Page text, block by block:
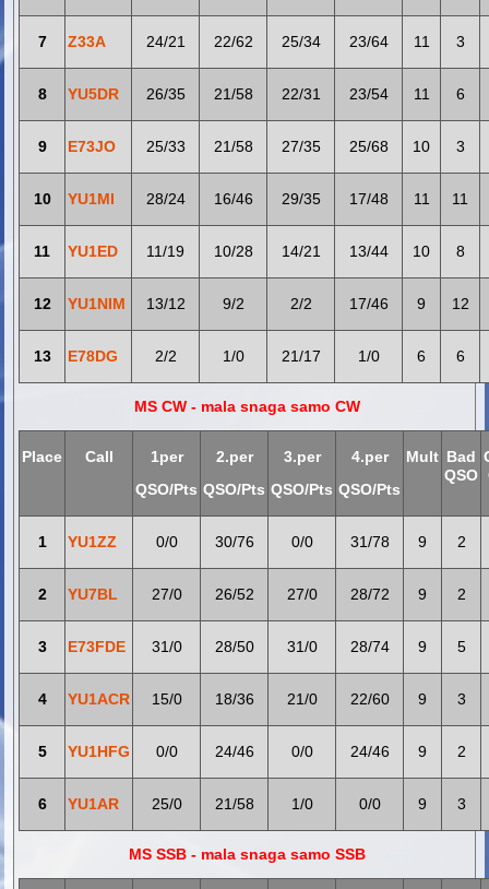
7 Z33A 24/21 22/62 25/34 23/64 11 3
8 YU5DR 26/35 21/58 22/31 23/54 11 6
9 E73JO 25/33 21/58 27/35 25/68 10 3
10 YU1MI 28/24 16/46 29/35 17/48 11 11
11 YU1ED 11/19 10/28 14/21 13/44 10 8
12 YU1NIM 13/12 9/2 2/2 17/46 9 12
13 E78DG 2/2 1/0 21/17 1/0 6 6
MS CW - mala snaga samo CW
Place Call
1per
QSO/Pts
2.per
QSO/Pts
3.per
QSO/Pts
4.per
QSO/Pts
Mult Bad
QSO
1 YU1ZZ 0/0 30/76 0/0 31/78 9 2
2 YU7BL 27/0 26/52 27/0 28/72 9 2
3 E73FDE 31/0 28/50 31/0 28/74 9 5
4 YU1ACR 15/0 18/36 21/0 22/60 9 3
5 YU1HFG 0/0 24/46 0/0 24/46 9 2
6 YU1AR 25/0 21/58 1/0 0/0 9 3
MS SSB - mala snaga samo SSB